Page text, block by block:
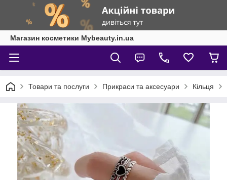
Магазин косметики Mybeauty.in.ua
Товари та послуги Прикраси та аксесуари Кільця